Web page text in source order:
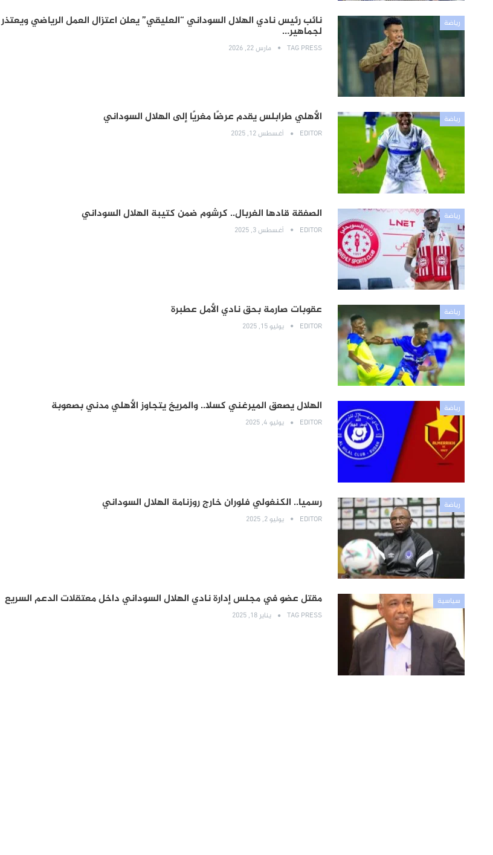
رياضة نائب رئيس نادي الهلال السوداني “العليقي” يعلن اعتزال العمل الرياضي ويعتذر
لجماهير…
TAG PRESS مارس 22, 2026
رياضة الأهلي طرابلس يقدم عرضًا مغريًا إلى الهلال السوداني
EDITOR أغسطس 12, 2025
رياضة الصفقة قادها الغربال.. كرشوم ضمن كتيبة الهلال السوداني
EDITOR أغسطس 3, 2025
رياضة عقوبات صارمة بحق نادي الأمل عطبرة
EDITOR يوليو 15, 2025
رياضة الهلال يصعق الميرغني كسلا.. والمريخ يتجاوز الأهلي مدني بصعوبة
EDITOR يوليو 4, 2025
رياضة رسميا.. الكنغولي فلوران خارج روزنامة الهلال السوداني
EDITOR يوليو 2, 2025
سياسية مقتل عضو في مجلس إدارة نادي الهلال السوداني داخل معتقلات الدعم السريع
TAG PRESS يناير 18, 2025